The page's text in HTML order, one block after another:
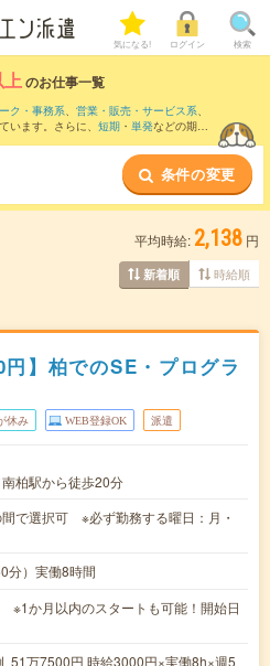
気になる! ログイン 検索
上のお仕事一覧
ク・事務系、 営業・販売・サービス系、
います。さらに、 短期 ・ 単発などの期間
条件の変更
平均時給: 2,138 円
新着順 時給順
円】柏でのSE・プログラ
休み WEB登録OK 派遣
柏駅から徒歩20分
で選択可 ※必ず勤務する曜日：月・
分）実働8時間
※1か月以内のスタートも可能！開始日
万7500円 時給3000円×実働8h×週5